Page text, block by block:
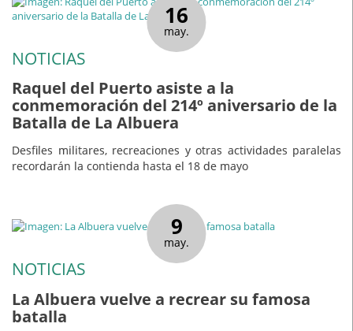
16
may.
NOTICIAS
Raquel del Puerto asiste a la
conmemoración del 214º aniversario de la
Batalla de La Albuera
Desfiles militares, recreaciones y otras actividades paralelas
recordarán la contienda hasta el 18 de mayo
9
may.
NOTICIAS
La Albuera vuelve a recrear su famosa
batalla